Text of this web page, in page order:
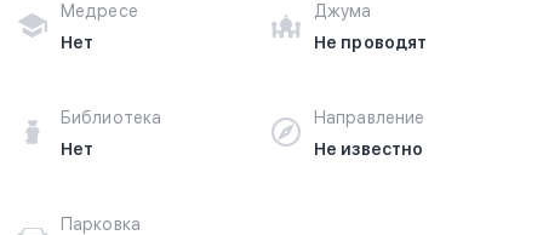
Медресе
Нет
Джума
Не проводят
Библиотека
Нет
Направление
Не известно
Парковка